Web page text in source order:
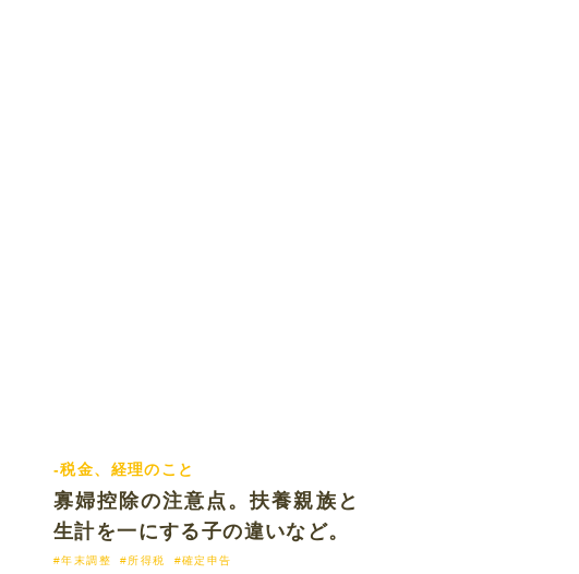
-税金、経理のこと
寡婦控除の注意点。扶養親族と
生計を一にする子の違いなど。
#年末調整 #所得税 #確定申告